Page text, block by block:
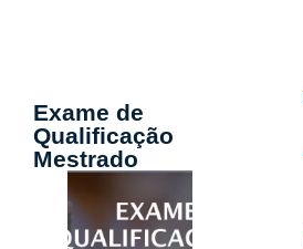
Exame de
Qualificação
Mestrado